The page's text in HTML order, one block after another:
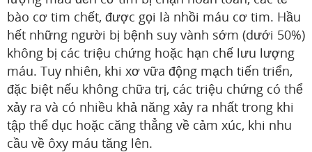
bào cơ tim chết, được gọi là nhồi máu cơ tim. Hầu
hết những người bị bệnh suy vành sớm (dưới 50%)
không bị các triệu chứng hoặc hạn chế lưu lượng
máu. Tuy nhiên, khi xơ vữa động mạch tiến triển,
đặc biệt nếu không chữa trị, các triệu chứng có thể
xảy ra và có nhiều khả năng xảy ra nhất trong khi
tập thể dục hoặc căng thẳng về cảm xúc, khi nhu
cầu về ôxy máu tăng lên.